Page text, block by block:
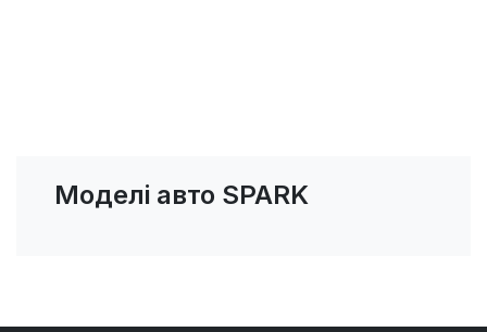
Моделі авто SPARK